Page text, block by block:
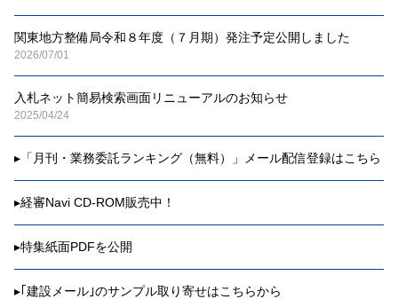
関東地方整備局令和８年度（７月期）発注予定公開しました
2026/07/01
入札ネット簡易検索画面リニューアルのお知らせ
2025/04/24
▸ 「月刊・業務委託ランキング（無料）」メール配信登録はこちら
▸経審Navi CD-ROM販売中！
▸特集紙面PDFを公開
▸ ｢建設メール｣のサンプル取り寄せはこちらから